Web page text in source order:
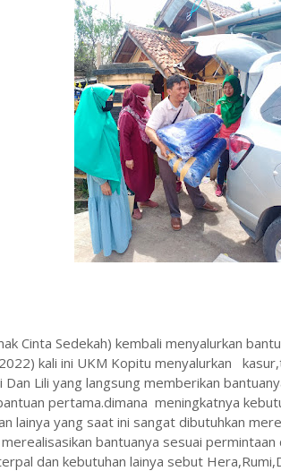
Cinta Sedekah) kembali menyalurkan
kali ini UKM Kopitu menyalurkan
Lili yang langsung memberikan
pertama.dimana meningkatnya
lainya yang saat ini sangat dibutuhkan
bantuanya sesuai
dan kebutuhan lainya sebut